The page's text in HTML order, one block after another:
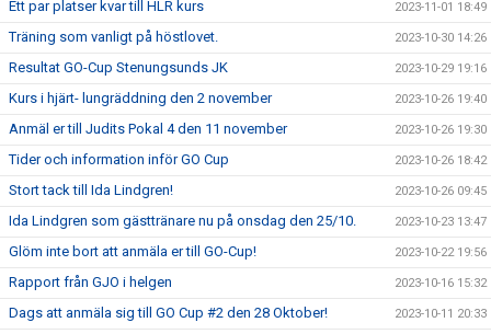
Ett par platser kvar till HLR kurs 2023-11-01 18:49
Träning som vanligt på höstlovet. 2023-10-30 14:26
Resultat GO-Cup Stenungsunds JK 2023-10-29 19:16
Kurs i hjärt- lungräddning den 2 november 2023-10-26 19:40
Anmäl er till Judits Pokal 4 den 11 november 2023-10-26 19:30
Tider och information inför GO Cup 2023-10-26 18:42
Stort tack till Ida Lindgren! 2023-10-26 09:45
Ida Lindgren som gästtränare nu på onsdag den 25/10. 2023-10-23 13:47
Glöm inte bort att anmäla er till GO-Cup! 2023-10-22 19:56
Rapport från GJO i helgen 2023-10-16 15:32
Dags att anmäla sig till GO Cup #2 den 28 Oktober! 2023-10-11 20:33